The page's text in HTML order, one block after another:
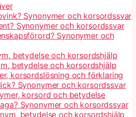
Synonymer och korsordssvar
Synonymer och korsordssvar
Synonymer och
betydelse och korsordshjälp
betydelse och korsordshjälp
korsordslösning och förklaring
Synonymer och korsordssvar
korsord och betydelse
Synonymer och korsordssvar
betydelse och korsordshjälp